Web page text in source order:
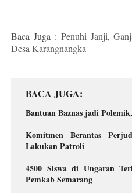
Baca Juga : Penuhi Janji,
Desa Karangnangka
BACA JUGA
Bantuan Baznas jadi
Komitmen Berantas
Lakukan Patroli
4500 Siswa di Ungaran
Pemkab Semarang